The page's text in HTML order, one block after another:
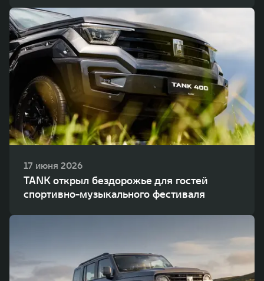
17 июня 2026
TANK открыл бездорожье для гостей
спортивно-музыкального фестиваля